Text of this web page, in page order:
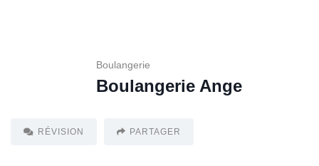
Boulangerie
Boulangerie Ange
RÉVISION PARTAGER